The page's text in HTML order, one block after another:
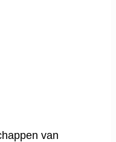
van